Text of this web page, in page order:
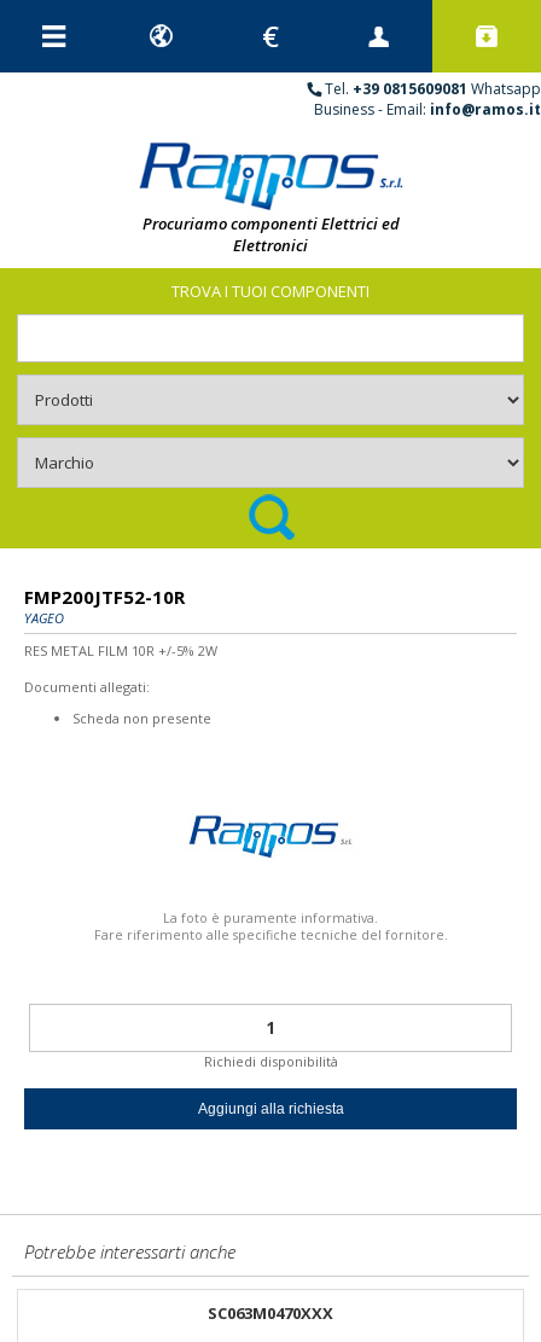
Tel. +39 0815609081 Whatsapp
Business - Email: info@ramos.it
Procuriamo componenti Elettrici ed
Elettronici
TROVA I TUOI COMPONENTI
FMP200JTF52-10R
YAGEO
RES METAL FILM 10R +/-5% 2W
Documenti allegati:
Scheda non presente
La foto è puramente informativa.
Fare riferimento alle specifiche tecniche del fornitore.
Richiedi disponibilità
Potrebbe interessarti anche
SC063M0470XXX